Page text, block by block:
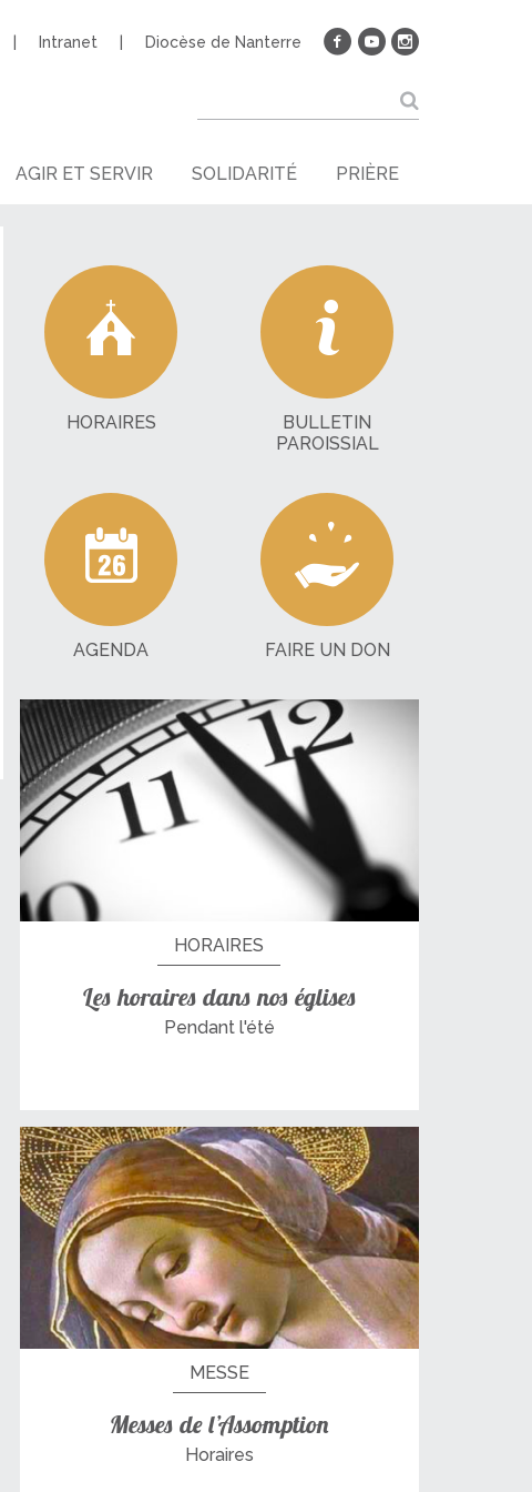
Intranet Diocèse de Nanterre
AGIR ET SERVIR SOLIDARITÉ PRIÈRE
HORAIRES
BULLETIN
PAROISSIAL
AGENDA FAIRE UN DON
HORAIRES
Les horaires dans nos églises
Pendant l'été
MESSE
Messes de l’Assomption
Horaires